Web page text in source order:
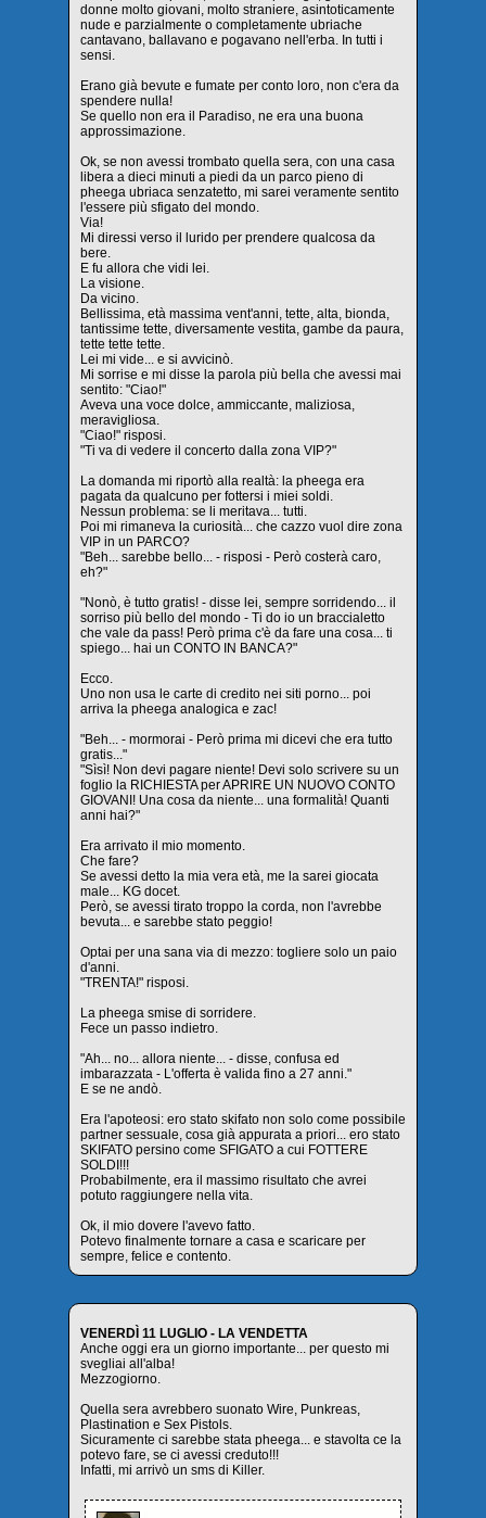
donne molto giovani, molto straniere, asintoticamente
nude e parzialmente o completamente ubriache
cantavano, ballavano e pogavano nell'erba. In tutti i
sensi.
Erano già bevute e fumate per conto loro, non c'era da
spendere nulla!
Se quello non era il Paradiso, ne era una buona
approssimazione.
Ok, se non avessi trombato quella sera, con una casa
libera a dieci minuti a piedi da un parco pieno di
pheega ubriaca senzatetto, mi sarei veramente sentito
l'essere più sfigato del mondo.
Via!
Mi diressi verso il lurido per prendere qualcosa da
bere.
E fu allora che vidi lei.
La visione.
Da vicino.
Bellissima, età massima vent'anni, tette, alta, bionda,
tantissime tette, diversamente vestita, gambe da paura,
tette tette tette.
Lei mi vide... e si avvicinò.
Mi sorrise e mi disse la parola più bella che avessi mai
sentito: "Ciao!"
Aveva una voce dolce, ammiccante, maliziosa,
meravigliosa.
"Ciao!" risposi.
"Ti va di vedere il concerto dalla zona VIP?"
La domanda mi riportò alla realtà: la pheega era
pagata da qualcuno per fottersi i miei soldi.
Nessun problema: se li meritava... tutti.
Poi mi rimaneva la curiosità... che cazzo vuol dire zona
VIP in un PARCO?
"Beh... sarebbe bello... - risposi - Però costerà caro,
eh?"
"Nonò, è tutto gratis! - disse lei, sempre sorridendo... il
sorriso più bello del mondo - Ti do io un braccialetto
che vale da pass! Però prima c'è da fare una cosa... ti
spiego... hai un CONTO IN BANCA?"
Ecco.
Uno non usa le carte di credito nei siti porno... poi
arriva la pheega analogica e zac!
"Beh... - mormorai - Però prima mi dicevi che era tutto
gratis..."
"Sìsì! Non devi pagare niente! Devi solo scrivere su un
foglio la RICHIESTA per APRIRE UN NUOVO CONTO
GIOVANI! Una cosa da niente... una formalità! Quanti
anni hai?"
Era arrivato il mio momento.
Che fare?
Se avessi detto la mia vera età, me la sarei giocata
male... KG docet.
Però, se avessi tirato troppo la corda, non l'avrebbe
bevuta... e sarebbe stato peggio!
Optai per una sana via di mezzo: togliere solo un paio
d'anni.
"TRENTA!" risposi.
La pheega smise di sorridere.
Fece un passo indietro.
"Ah... no... allora niente... - disse, confusa ed
imbarazzata - L'offerta è valida fino a 27 anni."
E se ne andò.
Era l'apoteosi: ero stato skifato non solo come possibile
partner sessuale, cosa già appurata a priori... ero stato
SKIFATO persino come SFIGATO a cui FOTTERE
SOLDI!!!
Probabilmente, era il massimo risultato che avrei
potuto raggiungere nella vita.
Ok, il mio dovere l'avevo fatto.
Potevo finalmente tornare a casa e scaricare per
sempre, felice e contento.
VENERDÌ 11 LUGLIO - LA VENDETTA
Anche oggi era un giorno importante... per questo mi
svegliai all'alba!
Mezzogiorno.
Quella sera avrebbero suonato Wire, Punkreas,
Plastination e Sex Pistols.
Sicuramente ci sarebbe stata pheega... e stavolta ce la
potevo fare, se ci avessi creduto!!!
Infatti, mi arrivò un sms di Killer.